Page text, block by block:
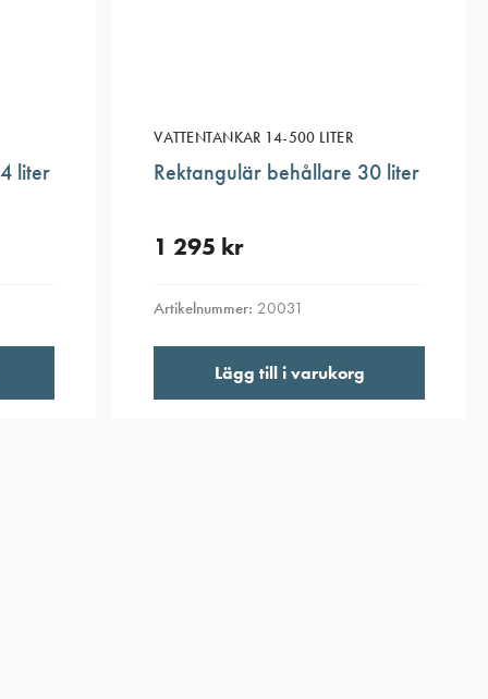
liter
VATTENTANKAR 14-500 LITER
Rektangulär behållare 30 liter
1 295 kr
Artikelnummer: 20031
Lägg till i varukorg